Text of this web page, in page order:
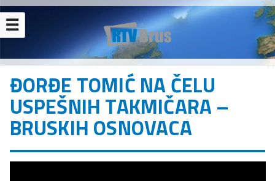
☰
ĐORĐE TOMIĆ NA ČELU
USPEŠNIH TAKMIČARA –
BRUSKIH OSNOVACA